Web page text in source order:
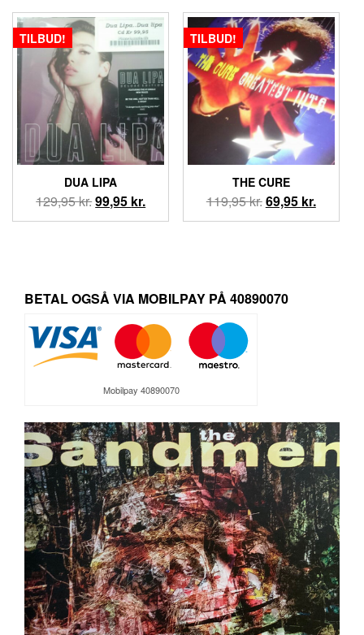
var:
99,95 kr..
er:
79,95 kr..
TILBUD!
DUA LIPA
129,95kr.Den
oprindelige
99,95 kr.Den
aktuelle
TILBUD!
THE CURE
119,95kr.Den
oprindelige
69,95 kr.Den
aktuelle
BETAL OGSÅ VIA MOBILPAY PÅ 40890070
Mobilpay 40890070